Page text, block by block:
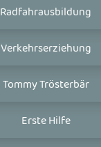
Radfahrausbildung
Verkehrserziehung
Tommy Trösterbär
Erste Hilfe